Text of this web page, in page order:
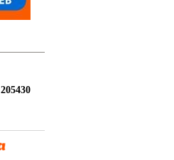
205430